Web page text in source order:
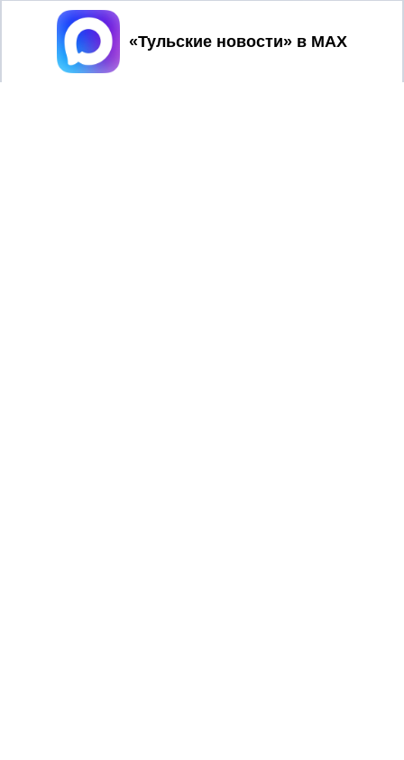
Принять